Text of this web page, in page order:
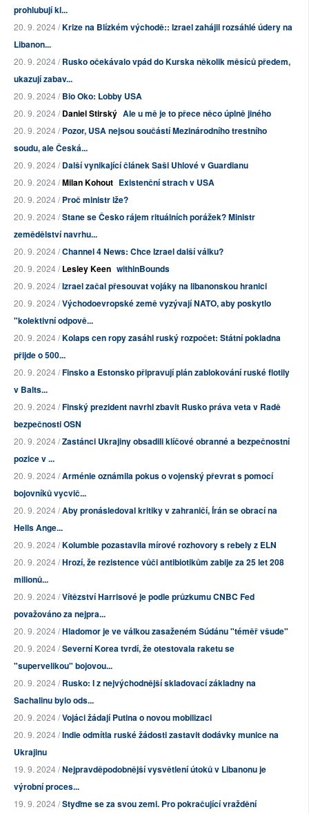
prohlubují kl...
20. 9. 2024 /Krize na Blízkém východě:: Izrael zahájil rozsáhlé údery na
Libanon...
20. 9. 2024 /Rusko očekávalo vpád do Kurska několik měsíců předem,
ukazují zabav...
20. 9. 2024 /Bio Oko: Lobby USA
20. 9. 2024 /Daniel Stirský Ale u mě je to přece něco úplně jiného
20. 9. 2024 /Pozor, USA nejsou součástí Mezinárodního trestního
soudu, ale Česká...
20. 9. 2024 /Další vynikající článek Saši Uhlové v Guardianu
20. 9. 2024 /Milan Kohout Existenční strach v USA
20. 9. 2024 /Proč ministr lže?
20. 9. 2024 /Stane se Česko rájem rituálních porážek? Ministr
zemědělství navrhu...
20. 9. 2024 /Channel 4 News: Chce Izrael další válku?
20. 9. 2024 /Lesley Keen withinBounds
20. 9. 2024 /Izrael začal přesouvat vojáky na libanonskou hranici
20. 9. 2024 /Východoevropské země vyzývají NATO, aby poskytlo
"kolektivní odpově...
20. 9. 2024 /Kolaps cen ropy zasáhl ruský rozpočet: Státní pokladna
přijde o 500...
20. 9. 2024 /Finsko a Estonsko připravují plán zablokování ruské flotily
v Balts...
20. 9. 2024 /Finský prezident navrhl zbavit Rusko práva veta v Radě
bezpečnosti OSN
20. 9. 2024 /Zastánci Ukrajiny obsadili klíčové obranné a bezpečnostní
pozice v ...
20. 9. 2024 /Arménie oznámila pokus o vojenský převrat s pomocí
bojovníků vycvič...
20. 9. 2024 /Aby pronásledoval kritiky v zahraničí, Írán se obrací na
Hells Ange...
20. 9. 2024 /Kolumbie pozastavila mírové rozhovory s rebely z ELN
20. 9. 2024 /Hrozí, že rezistence vůči antibiotikům zabije za 25 let 208
milionů...
20. 9. 2024 /Vítězství Harrisové je podle průzkumu CNBC Fed
považováno za nejpra...
20. 9. 2024 /Hladomor je ve válkou zasaženém Súdánu "téměř všude"
20. 9. 2024 /Severní Korea tvrdí, že otestovala raketu se
"supervelikou" bojovou...
20. 9. 2024 /Rusko: I z nejvýchodnější skladovací základny na
Sachalinu bylo ods...
20. 9. 2024 /Vojáci žádají Putina o novou mobilizaci
20. 9. 2024 /Indie odmítla ruské žádosti zastavit dodávky munice na
Ukrajinu
19. 9. 2024 /Nejpravděpodobnější vysvětlení útoků v Libanonu je
výrobní proces...
19. 9. 2024 /Styďme se za svou zemi. Pro pokračující vraždění